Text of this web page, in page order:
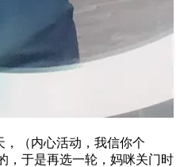
，（内心活动，我信你个
，于是再选一轮，妈咪关门时